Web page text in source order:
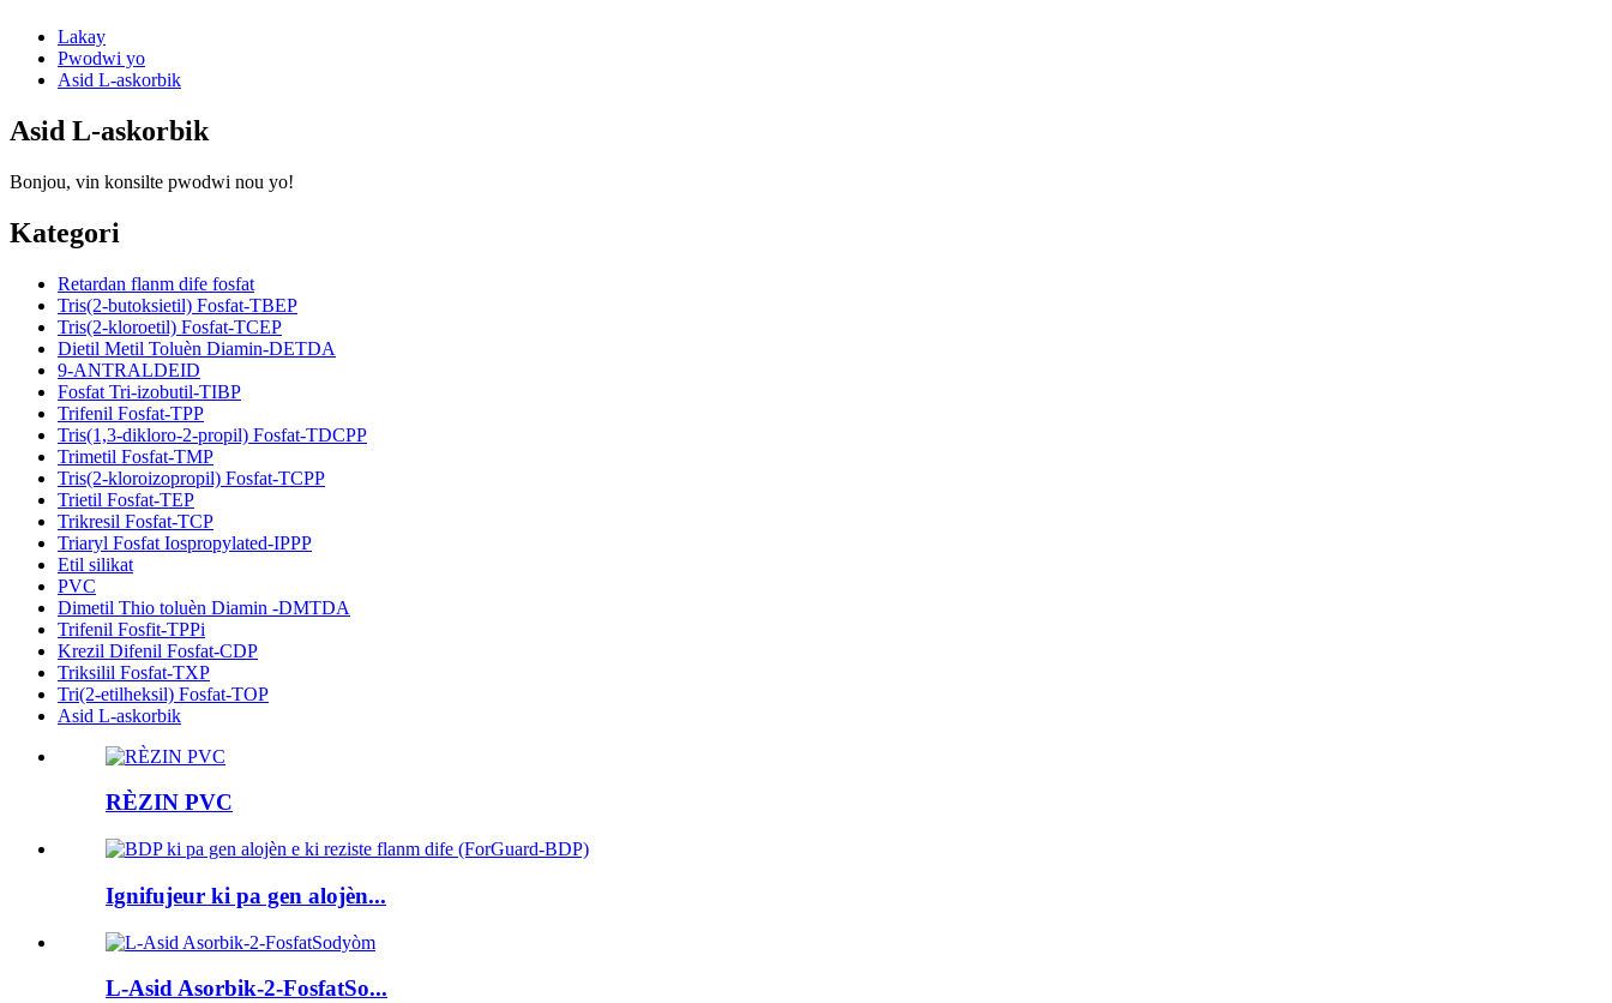
Lakay
Pwodwi yo
Asid L-askorbik
Asid L-askorbik
Bonjou, vin konsilte pwodwi nou yo!
Kategori
Retardan flanm dife fosfat
Tris(2-butoksietil) Fosfat-TBEP
Tris(2-kloroetil) Fosfat-TCEP
Dietil Metil Toluèn Diamin-DETDA
9-ANTRALDEID
Fosfat Tri-izobutil-TIBP
Trifenil Fosfat-TPP
Tris(1,3-dikloro-2-propil) Fosfat-TDCPP
Trimetil Fosfat-TMP
Tris(2-kloroizopropil) Fosfat-TCPP
Trietil Fosfat-TEP
Trikresil Fosfat-TCP
Triaryl Fosfat Iospropylated-IPPP
Etil silikat
PVC
Dimetil Thio toluèn Diamin -DMTDA
Trifenil Fosfit-TPPi
Krezil Difenil Fosfat-CDP
Triksilil Fosfat-TXP
Tri(2-etilheksil) Fosfat-TOP
Asid L-askorbik
RÈZIN PVC
Ignifujeur ki pa gen alojèn...
L-Asid Asorbik-2-FosfatSo...